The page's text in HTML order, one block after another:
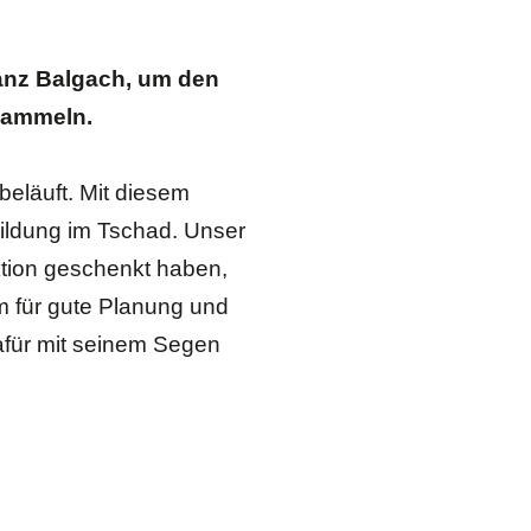
Balgach, um den
Mit diesem
im Tschad. Unser
geschenkt haben,
für gute Planung und
mit seinem Segen